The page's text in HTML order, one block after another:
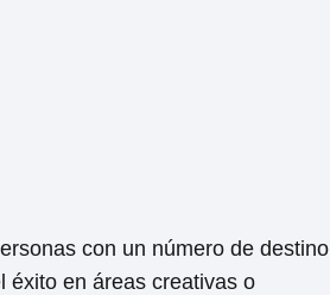
con un número de destino
éxito en áreas creativas o